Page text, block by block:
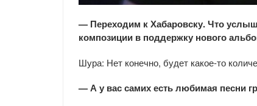
— Переходим к Хабаровску. Что
композиции в поддержку нового
Шура: Нет конечно, будет какое-то
— А у вас самих есть любимая песни